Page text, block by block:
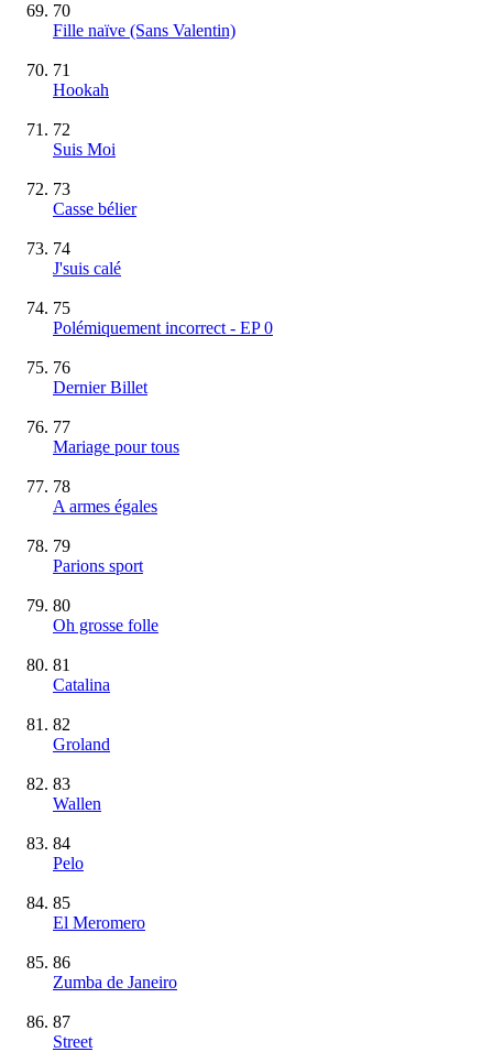
70
Fille naïve (Sans Valentin)
71
Hookah
72
Suis Moi
73
Casse bélier
74
J'suis calé
75
Polémiquement incorrect - EP 0
76
Dernier Billet
77
Mariage pour tous
78
A armes égales
79
Parions sport
80
Oh grosse folle
81
Catalina
82
Groland
83
Wallen
84
Pelo
85
El Meromero
86
Zumba de Janeiro
87
Street